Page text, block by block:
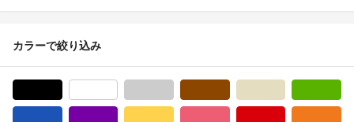
カラーで絞り込み